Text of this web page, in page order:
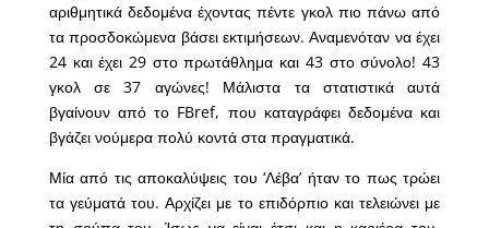
αριθμητικά δεδομένα έχοντας πέντε γκολ πιο πάνω από
τα προσδοκώμενα βάσει εκτιμήσεων. Αναμενόταν να έχει
24 και έχει 29 στο πρωτάθλημα και 43 στο σύνολο! 43
γκολ σε 37 αγώνες! Μάλιστα τα στατιστικά αυτά
βγαίνουν από το FBref, που καταγράφει δεδομένα και
βγάζει νούμερα πολύ κοντά στα πραγματικά.
Μία από τις αποκαλύψεις του ‘Λέβα’ ήταν το πως τρώει
τα γεύματά του. Αρχίζει με το επιδόρπιο και τελειώνει με